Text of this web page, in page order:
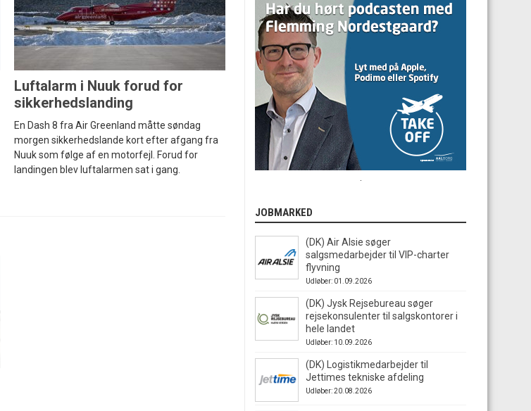
Luftalarm i Nuuk forud for
sikkerhedslanding
En Dash 8 fra Air Greenland måtte søndag
morgen sikkerhedslande kort efter afgang fra
Nuuk som følge af en motorfejl. Forud for
landingen blev luftalarmen sat i gang.
JOBMARKED
(DK) Air Alsie søger
salgsmedarbejder til VIP-charter
flyvning
Udløber: 01.09.2026
(DK) Jysk Rejsebureau søger
rejsekonsulenter til salgskontorer i
hele landet
Udløber: 10.09.2026
(DK) Logistikmedarbejder til
Jettimes tekniske afdeling
Udløber: 20.08.2026